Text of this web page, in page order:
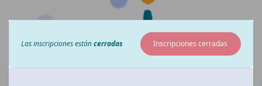
Las inscripciones estáncerradas Inscripciones cerradas